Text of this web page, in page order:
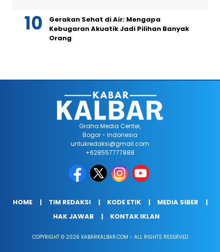
Gerakan Sehat di Air: Mengapa
Kebugaran Akuatik Jadi Pilihan Banyak
Orang
Graha Media Center,
Bogor - Indonesia
untukredaksi@gmail.com
+628557777888
HOME TIM REDAKSI KODE ETIK
MEDIA SIBER
HAK JAWAB
KONTAK IKLAN
COPYRIGHT © 2026 KABARKALBAR.COM - ALL RIGHTS RESERVED